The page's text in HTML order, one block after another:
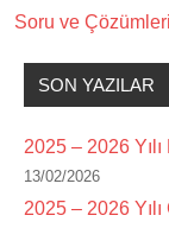
Soru ve Çözümleri
SON YAZILAR
2025 – 2026 Yılı
13/02/2026
2025 – 2026 Yılı